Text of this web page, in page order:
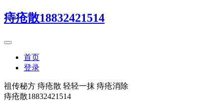
痔疮散18832421514
首页
登录
祖传秘方 痔疮散 轻轻一抹 痔疮消除
痔疮散18832421514